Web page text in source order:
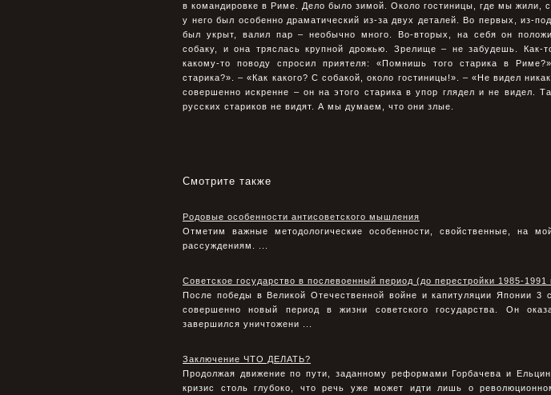
в командировке в Риме. Дело было зимой. Около гостиницы, где мы жили,
у него был особенно драматический из-за двух деталей. Во первых, из-
был укрыт, валил пар – необычно много. Во-вторых, на себя он
собаку, и она тряслась крупной дрожью. Зрелище – не забудешь. Как-
какому-то поводу спросил приятеля: «Помнишь того старика в
старика?». – «Как какого? С собакой, около гостиницы!». – «Не видел
совершенно искренне – он на этого старика в упор глядел и не видел.
русских стариков не видят. А мы думаем, что они злые.
Смотрите также
Родовые особенности антисоветского мышления
Отметим важные методологические особенности, свойственные, на
рассуждениям. ...
Советское государство в послевоенный период (до перестройки 1985-1991
После победы в Великой Отечественной войне и капитуляции Японии 3
совершенно новый период в жизни советского государства. Он
завершился уничтожени ...
Заключение ЧТО ДЕЛАТЬ?
Продолжая движение по пути, заданному реформами Горбачева и
кризис столь глубоко, что речь уже может идти лишь о